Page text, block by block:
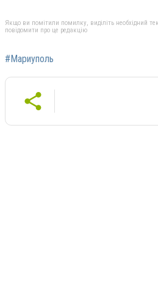
Якщо ви помітили помилку, виділіть необхідний
повідомити про це редакцію
#Мариуполь